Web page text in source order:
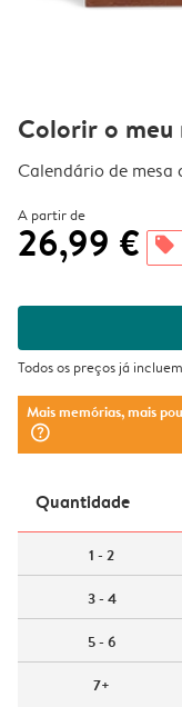
Colorir o meu
Calendário de
A partir de
26,99 € offers
Todos os preços já
Mais memórias, mais
question_mark_circle
Quantidade
1 - 2
3 - 4
5 - 6
7+